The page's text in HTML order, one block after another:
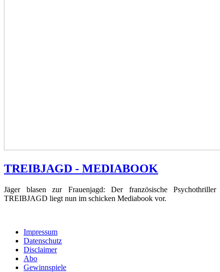
TREIBJAGD - MEDIABOOK
Jäger blasen zur Frauenjagd: Der französische Psychothriller
TREIBJAGD liegt nun im schicken Mediabook vor.
Impressum
Datenschutz
Disclaimer
Abo
Gewinnspiele